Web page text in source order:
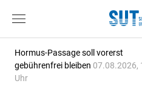
Hormus-Passage soll vorerst
gebührenfrei bleiben 07.08.2026,
Uhr